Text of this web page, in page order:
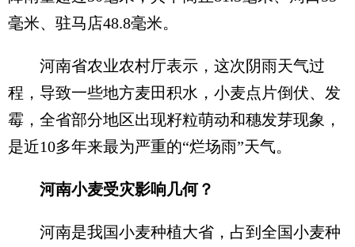
毫米、驻马店48.8毫米。
河南省农业农村厅表示，这次阴雨天气过
程，导致一些地方麦田积水，小麦点片倒伏、发
霉，全省部分地区出现籽粒萌动和穗发芽现象，
是近10多年来最为严重的“烂场雨”天气。
河南小麦受灾影响几何？
河南是我国小麦种植大省，占到全国小麦种